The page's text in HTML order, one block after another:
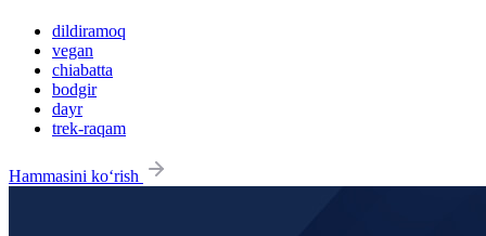
dildiramoq
vegan
chiabatta
bodgir
dayr
trek-raqam
Hammasini ko‘rish